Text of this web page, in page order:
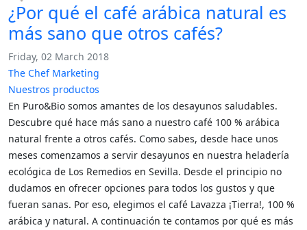
¿Por qué el café arábica natural es
más sano que otros cafés?
Friday, 02 March 2018
The Chef Marketing
Nuestros productos
En Puro&Bio somos amantes de los desayunos saludables.
Descubre qué hace más sano a nuestro café 100 % arábica
natural frente a otros cafés. Como sabes, desde hace unos
meses comenzamos a servir desayunos en nuestra heladería
ecológica de Los Remedios en Sevilla. Desde el principio no
dudamos en ofrecer opciones para todos los gustos y que
fueran sanas. Por eso, elegimos el café Lavazza ¡Tierra!, 100 %
arábica y natural. A continuación te contamos por qué es más